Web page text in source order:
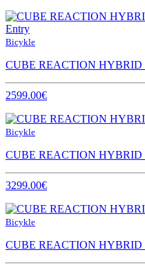
Bicykle
CUBE REACTION HYBRID
2599.00€
Bicykle
CUBE REACTION HYBRID
3299.00€
Bicykle
CUBE REACTION HYBRID